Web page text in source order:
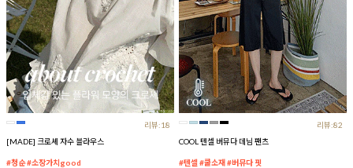
리뷰:18
[MADE] 크로셰 자수 블라우스
#청순 #소장가치good
리뷰:82
COOL 텐셀 버뮤다 데님 팬츠
#텐셀 #쿨소재 #버뮤다 핏